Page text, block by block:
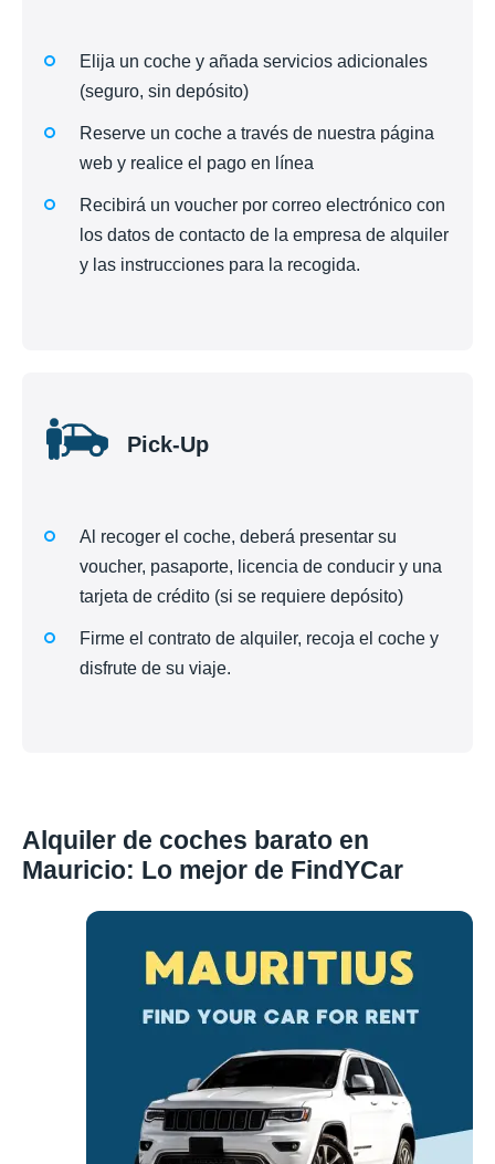
Elija un coche y añada servicios adicionales
(seguro, sin depósito)
Reserve un coche a través de nuestra página
web y realice el pago en línea
Recibirá un voucher por correo electrónico con
los datos de contacto de la empresa de alquiler
y las instrucciones para la recogida.
Pick-Up
Al recoger el coche, deberá presentar su
voucher, pasaporte, licencia de conducir y una
tarjeta de crédito (si se requiere depósito)
Firme el contrato de alquiler, recoja el coche y
disfrute de su viaje.
Alquiler de coches barato en
Mauricio: Lo mejor de FindYCar